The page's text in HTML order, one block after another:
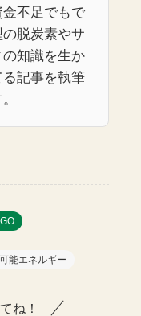
不足でもで
脱炭素やサ
の知識を生か
る記事を執筆
能エネルギー
ね！